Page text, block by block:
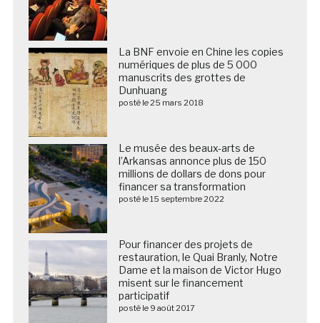
La BNF envoie en Chine les copies
numériques de plus de 5 000
manuscrits des grottes de
Dunhuang
posté le 25 mars 2018
Le musée des beaux-arts de
l’Arkansas annonce plus de 150
millions de dollars de dons pour
financer sa transformation
posté le 15 septembre 2022
Pour financer des projets de
restauration, le Quai Branly, Notre
Dame et la maison de Victor Hugo
misent sur le financement
participatif
posté le 9 août 2017